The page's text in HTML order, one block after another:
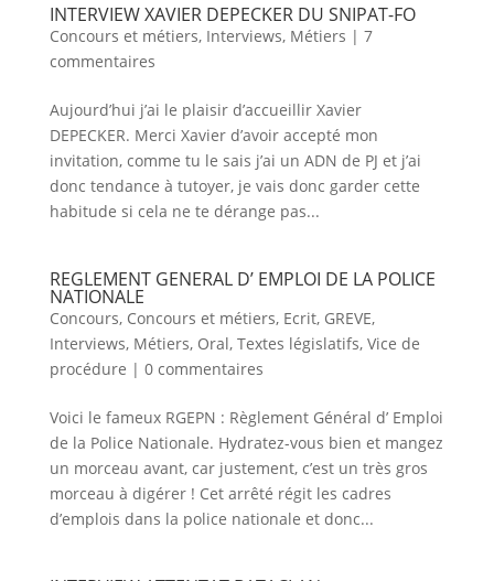
INTERVIEW XAVIER DEPECKER DU SNIPAT-FO
Concours et métiers, Interviews, Métiers | 7
commentaires
Aujourd’hui j’ai le plaisir d’accueillir Xavier
DEPECKER. Merci Xavier d’avoir accepté mon
invitation, comme tu le sais j’ai un ADN de PJ et j’ai
donc tendance à tutoyer, je vais donc garder cette
habitude si cela ne te dérange pas...
REGLEMENT GENERAL D’ EMPLOI DE LA POLICE
NATIONALE
Concours, Concours et métiers, Ecrit, GREVE,
Interviews, Métiers, Oral, Textes législatifs, Vice de
procédure | 0 commentaires
Voici le fameux RGEPN : Règlement Général d’ Emploi
de la Police Nationale. Hydratez-vous bien et mangez
un morceau avant, car justement, c’est un très gros
morceau à digérer ! Cet arrêté régit les cadres
d’emplois dans la police nationale et donc...